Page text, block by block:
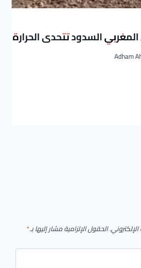
السدود تتحدى الحرارة
Adham
الحقول الإلزامية مشار إليها بـ*